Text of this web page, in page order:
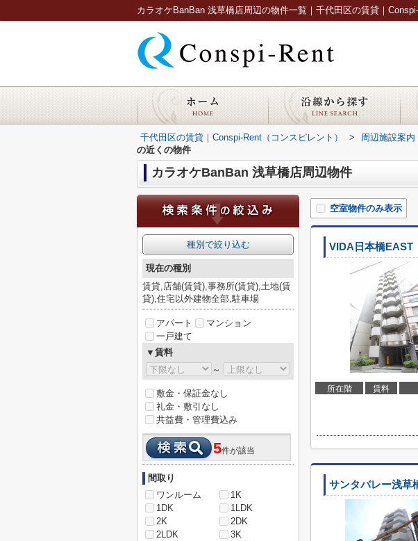
カラオケBanBan 浅草橋店周辺の物件一覧｜千代田区の賃貸｜
千代田区の賃貸｜Conspi-Rent（コンスピレント） > 周辺施設案内
の近くの物件
カラオケBanBan 浅草橋店周辺物件
空室物件のみ表示
VIDA日本橋EAST
所在階 賃料
サンタバレー浅草
種別で絞り込む
現在の種別
賃貸,店舗(賃貸),事務所(賃貸),土地(賃
貸),住宅以外建物全部,駐車場
アパート
マンション
一戸建て
▼賃料
～
敷金・保証金なし
礼金・敷引なし
共益費・管理費込み
5件が該当
間取り
ワンルーム
1K
1DK
1LDK
2K
2DK
2LDK
3K